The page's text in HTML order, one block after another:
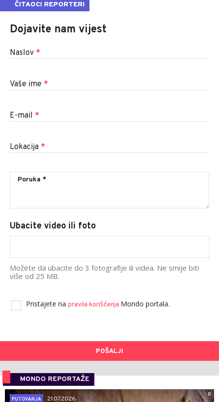
ČITAOCI REPORTERI
Dojavite nam vijest
Naslov *
Vaše ime *
E-mail *
Lokacija *
Ubacite video ili foto
Možete da ubacite do 3 fotografije ili videa. Ne smije biti
više od 25 MB.
Pristajete na pravila korišćenja Mondo portala.
POŠALJI
MONDO REPORTAŽE
0
PUTOVANJA
21.07.2026.